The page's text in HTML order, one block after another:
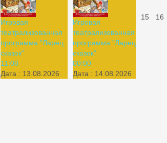
Игровая
театрализованная
программа "Ларец
сказок"
11:00
Дата : 13.08.2026
Игровая
театрализованная
программа "Ларец
сказок"
00:00
Дата : 14.08.2026
15 16